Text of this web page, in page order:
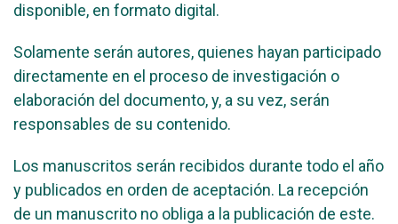
disponible, en formato digital.
Solamente serán autores, quienes hayan participado
directamente en el proceso de investigación o
elaboración del documento, y, a su vez, serán
responsables de su contenido.
Los manuscritos serán recibidos durante todo el año
y publicados en orden de aceptación. La recepción
de un manuscrito no obliga a la publicación de este.